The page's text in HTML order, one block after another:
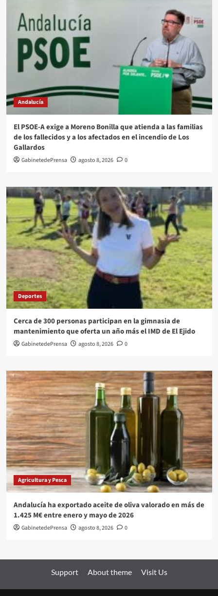
Andalucía
El PSOE-A exige a Moreno Bonilla que atienda a las familias
de los fallecidos y a los afectados en el incendio de Los
Gallardos
GabinetedePrensa agosto 8, 2026 0
Deportes
Cerca de 300 personas participan en la gimnasia de
mantenimiento que oferta un año más el IMD de El Ejido
GabinetedePrensa agosto 8, 2026 0
Agricultura y Pesca
Andalucía ha exportado aceite de oliva valorado en más de
1.425 M€ entre enero y mayo de 2026
GabinetedePrensa agosto 8, 2026 0
Support About theme Visit Us